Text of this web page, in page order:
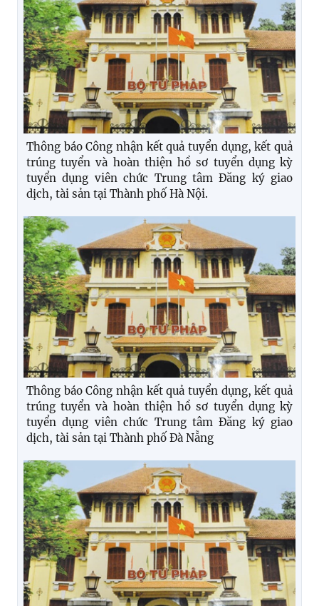
Thông báo Công nhận kết quả tuyển dụng, kết quả
trúng tuyển và hoàn thiện hồ sơ tuyển dụng kỳ
tuyển dụng viên chức Trung tâm Đăng ký giao
dịch, tài sản tại Thành phố Hà Nội.
Thông báo Công nhận kết quả tuyển dụng, kết quả
trúng tuyển và hoàn thiện hồ sơ tuyển dụng kỳ
tuyển dụng viên chức Trung tâm Đăng ký giao
dịch, tài sản tại Thành phố Đà Nẵng